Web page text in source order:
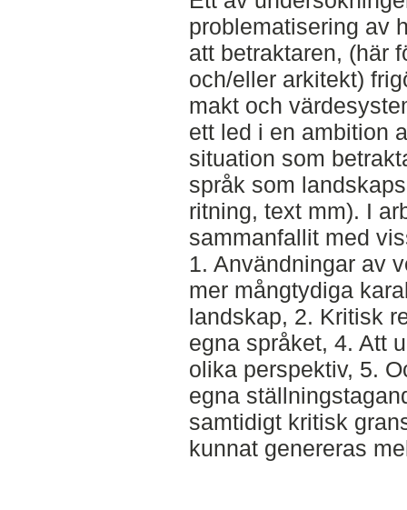
problematisering av
att betraktaren, (här
och/eller arkitekt)
makt och
ett led i en ambition
situation som
språk som
ritning, text mm). I
sammanfallit med
1. Användningar av
mer mångtydiga
landskap, 2. Kritisk
egna språket, 4. Att
olika perspektiv, 5.
egna
samtidigt kritisk
kunnat genereras